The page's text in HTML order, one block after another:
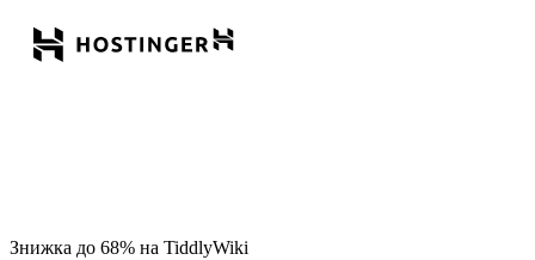
Знижка до 68% на TiddlyWiki